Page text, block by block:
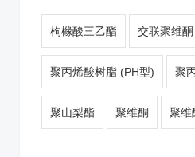
枸橼酸三乙酯 交联聚维酮
聚丙烯酸树脂 (pH型) 聚
聚山梨酯 聚维酮 聚维